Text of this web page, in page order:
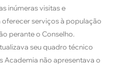
inúmeras visitas e
serviços à população
perante o Conselho.
seu quadro técnico
Academia não apresentava o